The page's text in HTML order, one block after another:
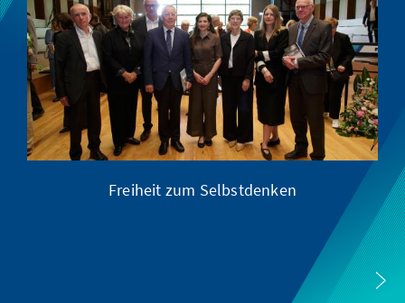
Freiheit zum Selbstdenken